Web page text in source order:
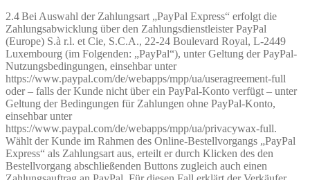
2.4 Bei Auswahl der Zahlungsart „PayPal Express“ erfolgt die
Zahlungsabwicklung über den Zahlungsdienstleister PayPal
(Europe) S.à r.l. et Cie, S.C.A., 22-24 Boulevard Royal, L-2449
Luxembourg (im Folgenden: „PayPal“), unter Geltung der PayPal-
Nutzungsbedingungen, einsehbar unter
https://www.paypal.com/de/webapps/mpp/ua/useragreement-full
oder – falls der Kunde nicht über ein PayPal-Konto verfügt – unter
Geltung der Bedingungen für Zahlungen ohne PayPal-Konto,
einsehbar unter
https://www.paypal.com/de/webapps/mpp/ua/privacywax-full.
Wählt der Kunde im Rahmen des Online-Bestellvorgangs „PayPal
Express“ als Zahlungsart aus, erteilt er durch Klicken des den
Bestellvorgang abschließenden Buttons zugleich auch einen